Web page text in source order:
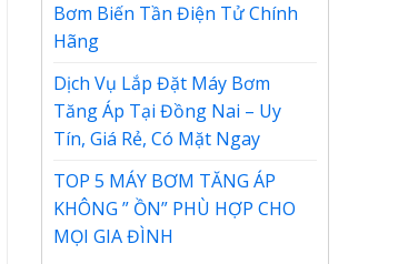
Bơm Biến Tần Điện Tử Chính
Hãng
Dịch Vụ Lắp Đặt Máy Bơm
Tăng Áp Tại Đồng Nai – Uy
Tín, Giá Rẻ, Có Mặt Ngay
TOP 5 MÁY BƠM TĂNG ÁP
KHÔNG ” ỒN” PHÙ HỢP CHO
MỌI GIA ĐÌNH